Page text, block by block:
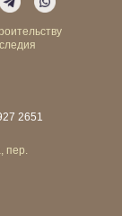
пер.
2651